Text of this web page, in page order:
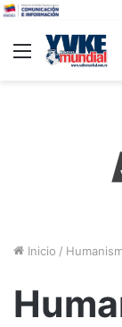
Menu
Inicio /